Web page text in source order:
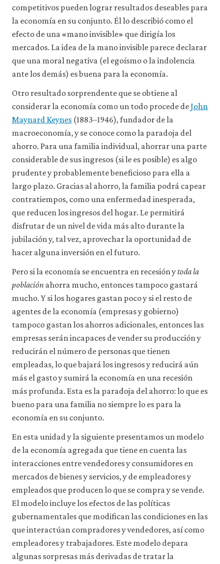
competitivos pueden lograr resultados deseables para
la economía en su conjunto. Él lo describió como el
efecto de una «mano invisible» que dirigía los
mercados. La idea de la mano invisible parece declarar
que una moral negativa (el egoísmo o la indolencia
ante los demás) es buena para la economía.
Otro resultado sorprendente que se obtiene al
considerar la economía como un todo procede deJohn
Maynard Keynes (1883–1946), fundador de la
macroeconomía, y se conoce como la paradoja del
ahorro. Para una familia individual, ahorrar una parte
considerable de sus ingresos (si le es posible) es algo
prudente y probablemente beneficioso para ella a
largo plazo. Gracias al ahorro, la familia podrá capear
contratiempos, como una enfermedad inesperada,
que reducen los ingresos del hogar. Le permitirá
disfrutar de un nivel de vida más alto durante la
jubilación y, tal vez, aprovechar la oportunidad de
hacer alguna inversión en el futuro.
Pero si la economía se encuentra en recesión ytoda la
población ahorra mucho, entonces tampoco gastará
mucho. Y si los hogares gastan poco y si el resto de
agentes de la economía (empresas y gobierno)
tampoco gastan los ahorros adicionales, entonces las
empresas serán incapaces de vender su producción y
reducirán el número de personas que tienen
empleadas, lo que bajará los ingresos y reducirá aún
más el gasto y sumirá la economía en una recesión
más profunda. Esta es la paradoja del ahorro: lo que es
bueno para una familia no siempre lo es para la
economía en su conjunto.
En esta unidad y la siguiente presentamos un modelo
de la economía agregada que tiene en cuenta las
interacciones entre vendedores y consumidores en
mercados de bienes y servicios, y de empleadores y
empleados que producen lo que se compra y se vende.
El modelo incluye los efectos de las políticas
gubernamentales que modifican las condiciones en las
que interactúan compradores y vendedores, así como
empleadores y trabajadores. Este modelo depara
algunas sorpresas más derivadas de tratar la